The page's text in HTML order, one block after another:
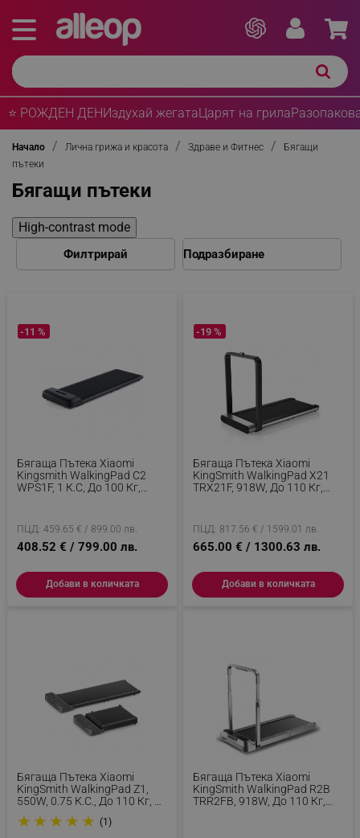
⭐ РОЖДЕН ДЕНИздухай жегатаЦарят на грила
Начало Лична грижа и красота Здраве и Фитнес
Бягащи
пътеки
Бягащи пътеки
High-contrast mode
Филтрирай
Бягаща Пътека Xiaomi
Kingsmith WalkingPad C2
WPS1F, 1 К.с, До 100 Кг,
Приложение, Сгъваема,
Черен
-11 %
ПЦД: 459.65 € / 899.00 лв.
408.52 € / 799.00 лв.
Добави в количката
Бягаща Пътека Xiaomi
KingSmith WalkingPad X21
TRX21F, 918W, До 110 Кг,
Мобилно Приложение, OLED,
Детска Защита, Сгъваема,
Черен
-19 %
ПЦД: 817.56 € / 1599.01 лв.
665.00 € / 1300.63 лв.
Добави в количката
Бягаща Пътека Xiaomi
KingSmith WalkingPad Z1,
550W, 0.75 К.с., До 110 Кг, 0-
6 Км/ч, Вграден Дисплей,
Мобилно Приложение,
★ ★ ★ ★ ★ (1)
Бягаща Пътека Xiaomi
KingSmith WalkingPad R2B
TRR2FB, 918W, До 110 Кг,